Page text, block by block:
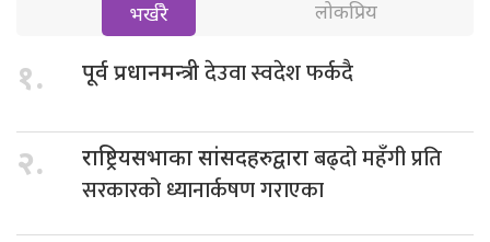
भर्खरै लोकप्रिय
१. पूर्व प्रधानमन्त्रीदेउवा स्वदेश फर्कदै
२. राष्ट्रियसभाका सांसदहरुद्वाराबढ्दो महँगी प्रति
सरकारको ध्यानार्कषण गराएका